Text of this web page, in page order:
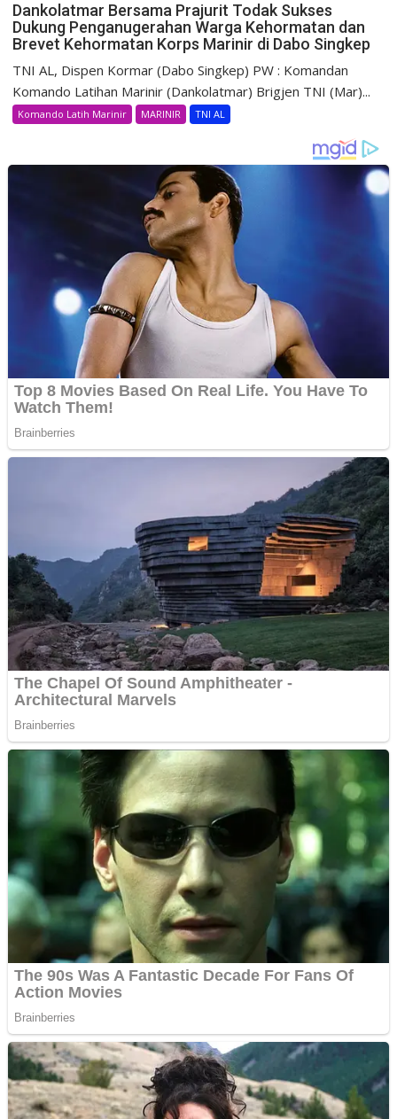
Dankolatmar Bersama Prajurit Todak Sukses
Dukung Penganugerahan Warga Kehormatan dan
Brevet Kehormatan Korps Marinir di Dabo Singkep
TNI AL, Dispen Kormar (Dabo Singkep) PW : Komandan
Komando Latihan Marinir (Dankolatmar) Brigjen TNI (Mar)...
Komando Latih Marinir MARINIR TNI AL